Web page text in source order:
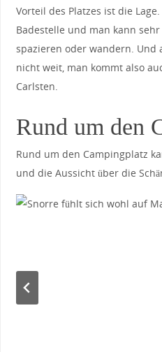
Vorteil des Platzes ist die
Badestelle und man kann
spazieren oder wandern. Und
nicht weit, man kommt also
Carlsten.
Rund um den
Rund um den Campingplatz
und die Aussicht über die